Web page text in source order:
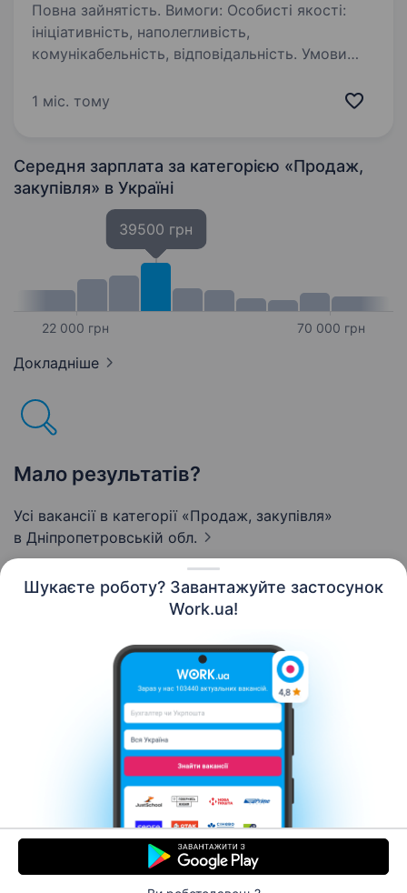
Шукаєте роботу? Завантажуйте застосунок
Work.ua!
Повна зайнятість. Вимоги: Особисті якості:
ініціативність, наполегливість,
комунікабельність, відповідальність. Умови
Всебічна допомога клієнтам у процесі пошуку,
1 міс. тому
Середня зарплата за категорією «Продаж,
закупівля» в Україні
22 000 грн
39500 грн
70 000 грн
Докладніше
Мало результатів?
Усі вакансії в категорії «Продаж, закупівля»
в Дніпропетровській обл.
Контакти Про нас
Кар’єра
Допомога Умови використання